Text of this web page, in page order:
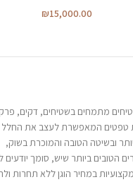
₪15,000.00
מתמחים בשטיחים, דקים,
טפטים המאפשרת לעצב את החלל
ובשיטה הטובה והמוכרת בשוק,
הטובים ביותר שיש, סומך
במחיר הוגן ללא תחרות